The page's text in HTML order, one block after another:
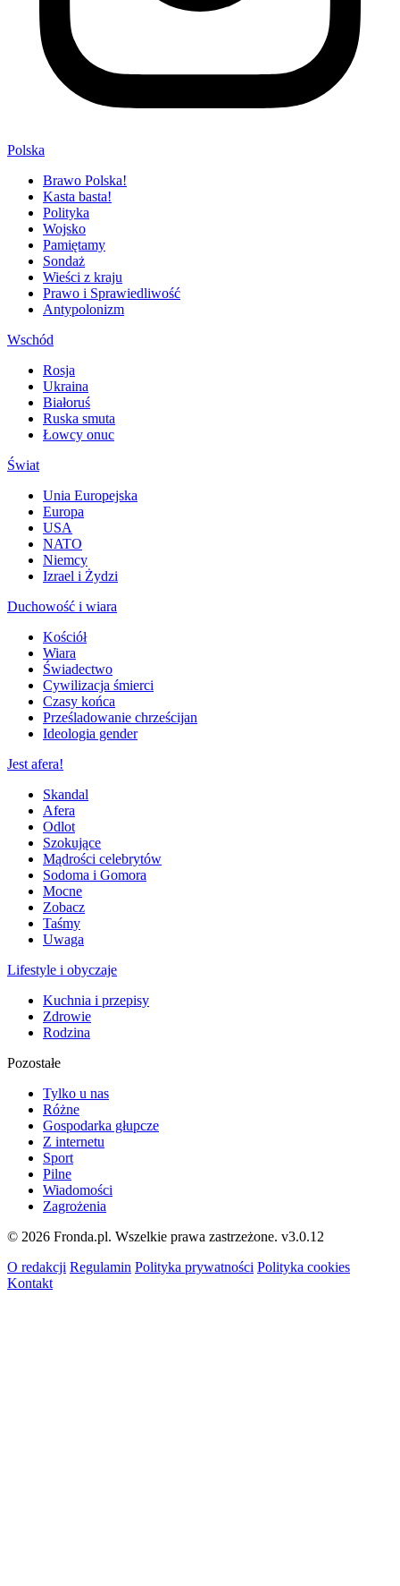
Polska
Brawo Polska!
Kasta basta!
Polityka
Wojsko
Pamiętamy
Sondaż
Wieści z kraju
Prawo i Sprawiedliwość
Antypolonizm
Wschód
Rosja
Ukraina
Białoruś
Ruska smuta
Łowcy onuc
Świat
Unia Europejska
Europa
USA
NATO
Niemcy
Izrael i Żydzi
Duchowość i wiara
Kościół
Wiara
Świadectwo
Cywilizacja śmierci
Czasy końca
Prześladowanie chrześcijan
Ideologia gender
Jest afera!
Skandal
Afera
Odlot
Szokujące
Mądrości celebrytów
Sodoma i Gomora
Mocne
Zobacz
Taśmy
Uwaga
Lifestyle i obyczaje
Kuchnia i przepisy
Zdrowie
Rodzina
Pozostałe
Tylko u nas
Różne
Gospodarka głupcze
Z internetu
Sport
Pilne
Wiadomości
Zagrożenia
© 2026 Fronda.pl. Wszelkie prawa zastrzeżone. v3.0.12
O redakcji Regulamin Polityka prywatności Polityka cookies
Kontakt